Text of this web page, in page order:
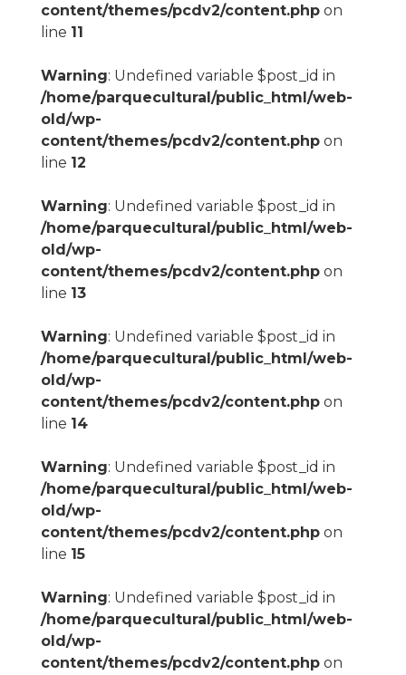
content/themes/pcdv2/content.phpon
line 11
Warning: Undefined variable $post_id in
/home/parquecultural/public_html/web-
old/wp-
content/themes/pcdv2/content.phpon
line 12
Warning: Undefined variable $post_id in
/home/parquecultural/public_html/web-
old/wp-
content/themes/pcdv2/content.phpon
line 13
Warning: Undefined variable $post_id in
/home/parquecultural/public_html/web-
old/wp-
content/themes/pcdv2/content.phpon
line 14
Warning: Undefined variable $post_id in
/home/parquecultural/public_html/web-
old/wp-
content/themes/pcdv2/content.phpon
line 15
Warning: Undefined variable $post_id in
/home/parquecultural/public_html/web-
old/wp-
content/themes/pcdv2/content.phpon